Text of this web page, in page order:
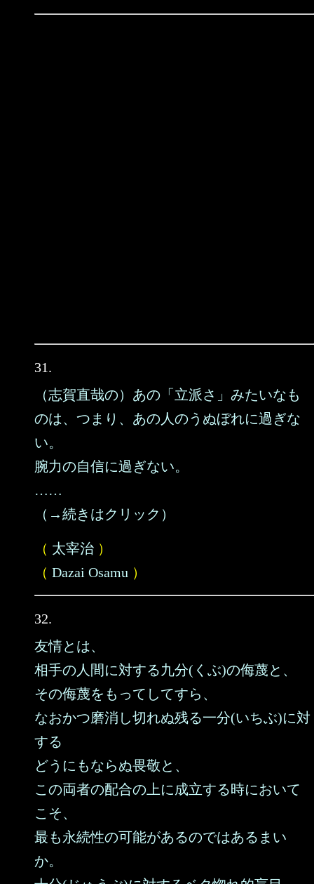
31.
（志賀直哉の）あの「立派さ」みたいなも
のは、つまり、あの人のうぬぼれに過ぎな
い。
腕力の自信に過ぎない。
……
（→続きはクリック）
（ 太宰治 ）
（ Dazai Osamu ）
32.
友情とは、
相手の人間に対する九分(くぶ)の侮蔑と、
その侮蔑をもってしてすら、
なおかつ磨消し切れぬ残る一分(いちぶ)に対
する
どうにもならぬ畏敬と、
この両者の配合の上に成立する時において
こそ、
最も永続性の可能があるのではあるまい
か。